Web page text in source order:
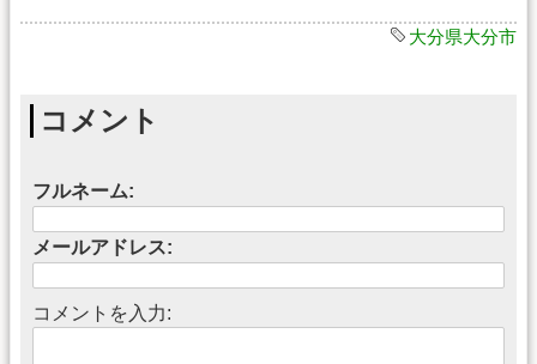
大分県大分市
コメント
フルネーム:
メールアドレス:
コメントを入力: